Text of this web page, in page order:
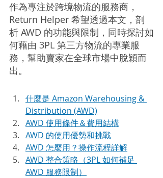
作為專注於跨境物流的服務商，
Return Helper 希望透過本文，剖
析 AWD 的功能與限制，同時探討如
何藉由 3PL 第三方物流的專業服
務，幫助賣家在全球市場中脫穎而
出。
什麼是 Amazon Warehousing &
Distribution (AWD)
AWD 使用條件＆費用結構
AWD 的使用優勢和挑戰
AWD 怎麼用？操作流程詳解
AWD 整合策略（3PL 如何補足
AWD 服務限制）